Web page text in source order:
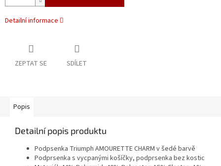
Detailní informace
ZEPTAT SE SDÍLET
Popis
Detailní popis produktu
Podpsenka Triumph AMOURETTE CHARM v šedé barvě
Podprsenka s vycpanými košíčky, podprsenka bez kostic